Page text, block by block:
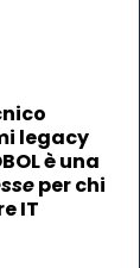
legacy
è una
per chi
IT